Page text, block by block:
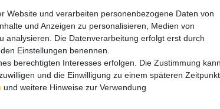
Website und verarbeiten personenbezogene Daten von
und Anzeigen zu personalisieren, Medien von
analysieren. Die Datenverarbeitung erfolgt erst durch
Einstellungen benennen.
berechtigten Interesses erfolgen. Die Zustimmung kann
und die Einwilligung zu einem späteren Zeitpunkt
und weitere Hinweise zur Verwendung